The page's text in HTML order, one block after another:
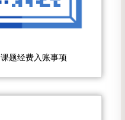
题经费入账事项